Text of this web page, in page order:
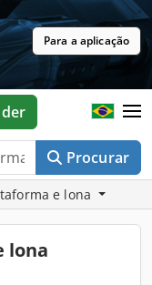
Para a aplicação
Procurar
e lona
lona